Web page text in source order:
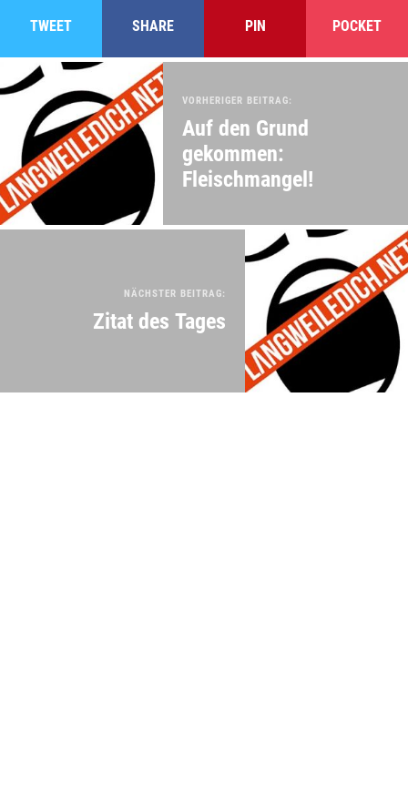
TWEET SHARE PIN POCKET
VORHERIGER BEITRAG:
Auf den Grund
gekommen:
Fleischmangel!
NÄCHSTER BEITRAG:
Zitat des Tages